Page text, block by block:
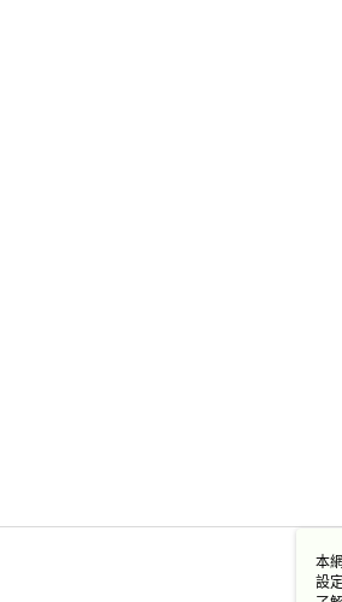
本
設